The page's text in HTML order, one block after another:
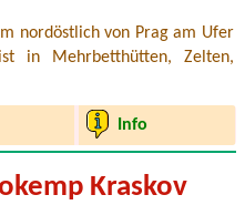
nordöstlich von Prag am Ufer
in Mehrbetthütten, Zelten,
Info
Kraskov